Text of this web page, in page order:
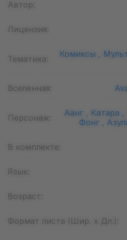
Автор:
Лицензия:
Тематика: Комиксы ,
Вселенная:
Персонаж: Аанг , Катара ,
Фонг ,
В комплекте:
Язык:
Возраст:
Формат листа (Шир. х Дл.):